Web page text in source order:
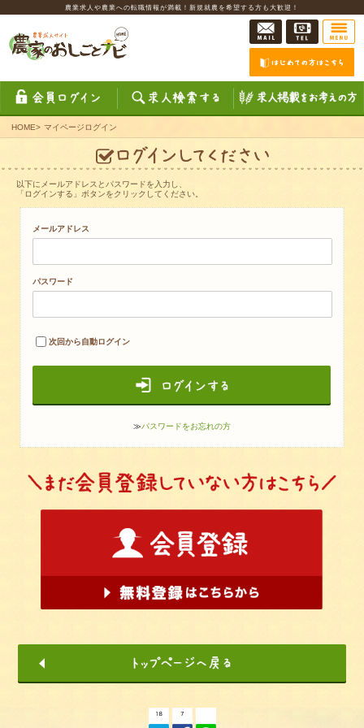
農業求人や農業への転職情報が満載！新規就農を希望する方も大歓迎！
HOME> マイページログイン
以下にメールアドレスとパスワードを入力し、
「ログインする」ボタンをクリックしてください。
メールアドレス
パスワード
次回から自動ログイン
≫パスワードをお忘れの方